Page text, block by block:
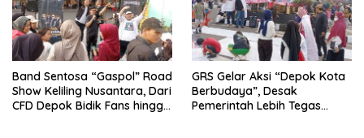
Band Sentosa “Gaspol” Road
Show Keliling Nusantara, Dari
CFD Depok Bidik Fans hingga
GRS Gelar Aksi “Depok Kota
Berbudaya”, Desak
Pemerintah Lebih Tegas